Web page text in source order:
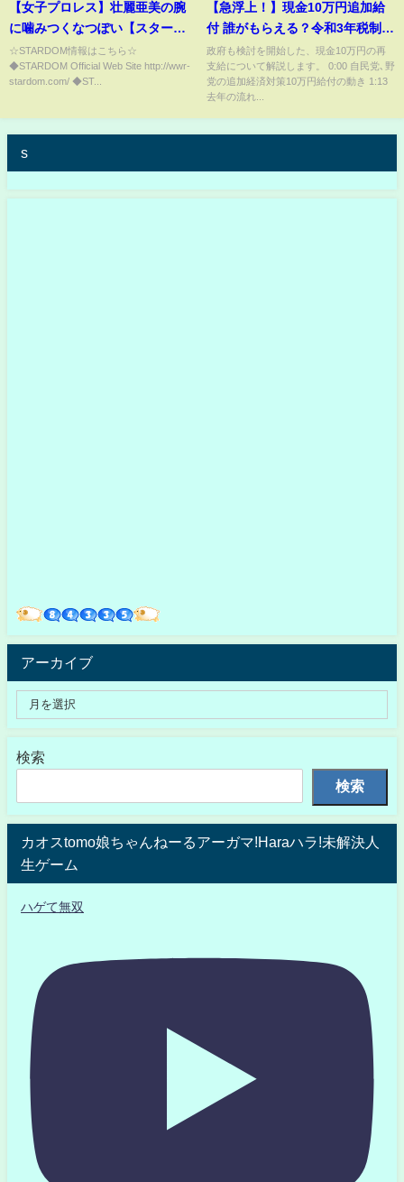
【女子プロレス】壮麗亜美の腕
に噛みつくなつぽい【スターダ
ム】
☆STARDOM情報はこちら☆
◆STARDOM Official Web Site http://wwr-
stardom.com/ ◆ST...
【急浮上！】現金10万円追加給
付 誰がもらえる？令和3年税制改
正｢住民税非課税世帯｣とは【個
人事業主･ﾊﾟｰﾄ･ｱﾙﾊﾞｲﾄ･年金/困窮
世帯への給付金の再支給/コロナ
政府も検討を開始した、現金10万円の再
支給について解説します。 0:00 自民党､野
党の追加経済対策10万円給付の動き 1:13
去年の流れ...
s
アーカイブ
検索
検索
カオスtomo娘ちゃんねーるアーガマ!Haraハラ!未解決人
生ゲーム
ハゲて無双